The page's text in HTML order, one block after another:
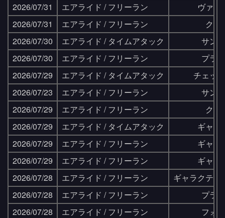
2026/07/31
エアライド / フリーラン
ヴァレ
2026/07/31
エアライド / フリーラン
クリ
2026/07/30
エアライド / タイムアタック
サン
2026/07/30
エアライド / フリーラン
プラ
2026/07/29
エアライド / タイムアタック
チェッ
2026/07/23
エアライド / フリーラン
サン
2026/07/29
エアライド / フリーラン
クリ
2026/07/29
エアライド / タイムアタック
ギャラ
2026/07/29
エアライド / フリーラン
ギャラ
2026/07/29
エアライド / フリーラン
ギャラ
2026/07/28
エアライド / フリーラン
ギャラクティ
2026/07/28
エアライド / フリーラン
プラ
2026/07/28
エアライド / フリーラン
フォ